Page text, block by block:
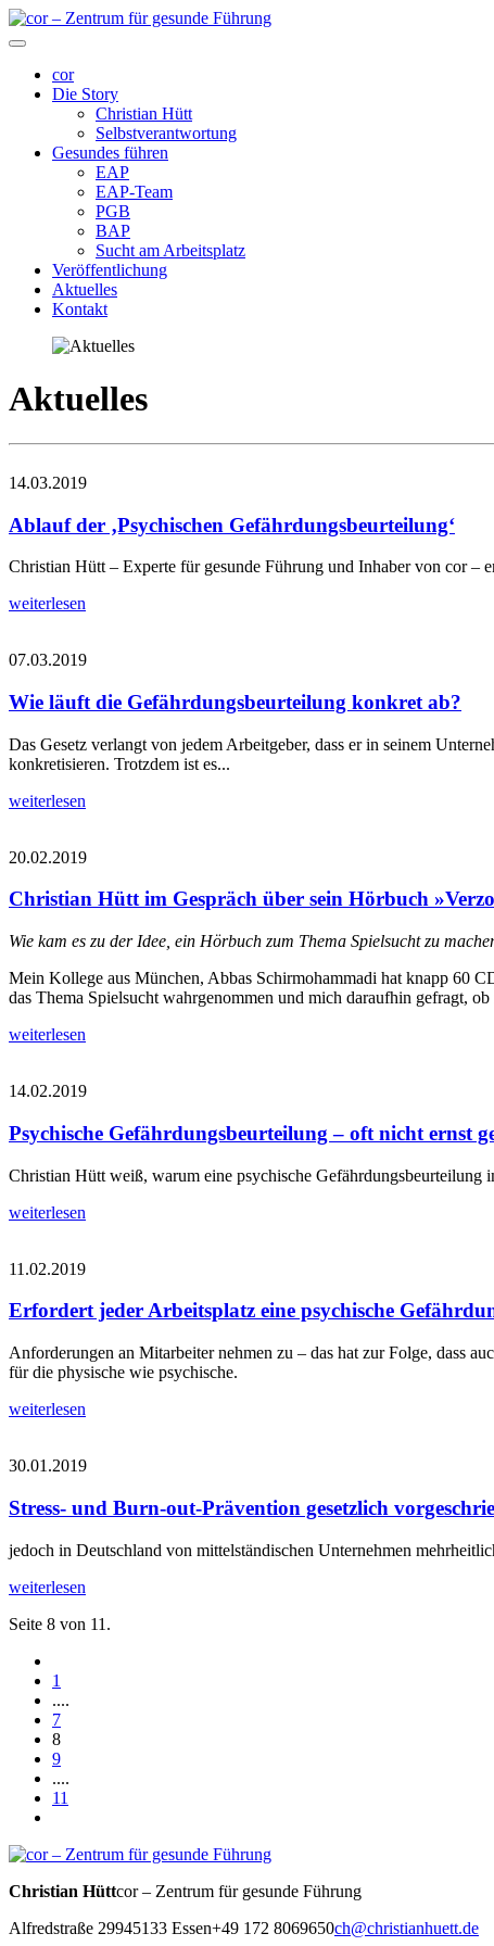
cor
Die Story
Christian Hütt
Selbstverantwortung
Gesundes führen
EAP
EAP-Team
PGB
BAP
Sucht am Arbeitsplatz
Veröffentlichung
Aktuelles
Kontakt
Aktuelles
14.03.2019
Ablauf der ‚Psychischen Gefährdungsbeurteilung‘
Christian Hütt – Experte für gesunde Führung und Inhaber von cor –
weiterlesen
07.03.2019
Wie läuft die Gefährdungsbeurteilung konkret ab?
Das Gesetz verlangt von jedem Arbeitgeber, dass er in seinem
konkretisieren. Trotzdem ist es...
weiterlesen
20.02.2019
Christian Hütt im Gespräch über sein Hörbuch
Wie kam es zu der Idee, ein Hörbuch zum Thema Spielsucht zu
Mein Kollege aus München, Abbas Schirmohammadi hat knapp 60
das Thema Spielsucht wahrgenommen und mich daraufhin gefragt, ob
weiterlesen
14.02.2019
Psychische Gefährdungsbeurteilung – oft nicht ernst
Christian Hütt weiß, warum eine psychische Gefährdungsbeurteilung
weiterlesen
11.02.2019
Erfordert jeder Arbeitsplatz eine psychische
Anforderungen an Mitarbeiter nehmen zu – das hat zur Folge, dass
für die physische wie psychische.
weiterlesen
30.01.2019
Stress- und Burn-out-Prävention gesetzlich
jedoch in Deutschland von mittelständischen Unternehmen
weiterlesen
Seite 8 von 11.
1
....
7
8
9
....
11
Christian Hüttcor – Zentrum für gesunde Führung
Alfredstraße 29945133 Essen+49 172 8069650ch@christianhuett.de